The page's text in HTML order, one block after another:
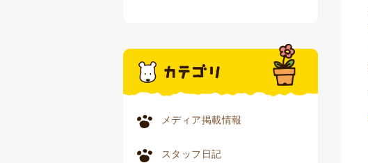
メディア掲載情報
スタッフ日記